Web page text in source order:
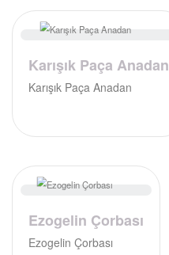
Karışık Paça Anadan
Karışık Paça Anadan
Ezogelin Çorbası
Ezogelin Çorbası